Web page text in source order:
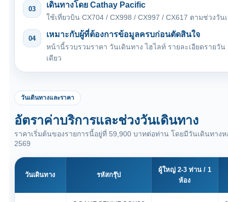
03 เดินทางโดย Cathay Pacific
ใช้เที่ยวบิน CX704 / CX998 / CX997 / CX617 ตามช่วงวั
04 เหมาะกับผู้ที่ต้องการข้อมูลครบก่อนตัดสินใจ
หน้านี้รวบรวมราคา วันเดินทาง ไฮไลท์ รายละเอียดรายวั
เดียว
วันเดินทางและราคา
อัตราค่าบริการและช่วงวันเดินทาง
ราคาเริ่มต้นของรายการนี้อยู่ที่ 59,900 บาทต่อท่าน โดยมีวันเดินทาง
2569
วันเดินทาง รหัสกรุ๊ป
ผู้ใหญ่ 2-3 ท่าน / 1
ห้อง